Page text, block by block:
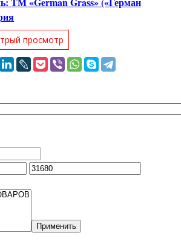
просмотр
Максимальная
Применить